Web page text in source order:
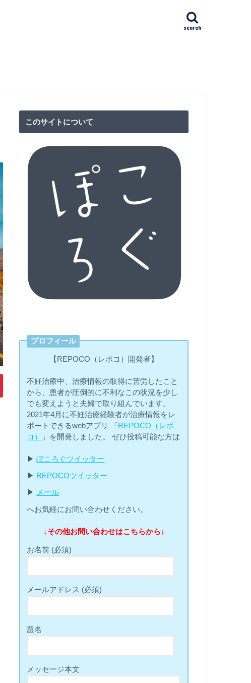
search
このサイトについて
プロフィール
【REPOCO（レポコ）開発者】
不妊治療中、治療情報の取得に苦労したこと
から、患者が圧倒的に不利なこの状況を少し
でも変えようと夫婦で取り組んでいます。
2021年4月に不妊治療経験者が治療情報をレ
ポートできるwebアプリ 「 REPOCO（レポ
コ）
」を開発しました。 ぜひ投稿可能な方は
▶︎ぽころぐツイッター
▶︎ REPOCOツイッター
▶︎ メール
へお気軽にお問い合わせください。
↓その他お問い合わせはこちらから↓
お名前 (必須)
メールアドレス (必須)
題名
メッセージ本文